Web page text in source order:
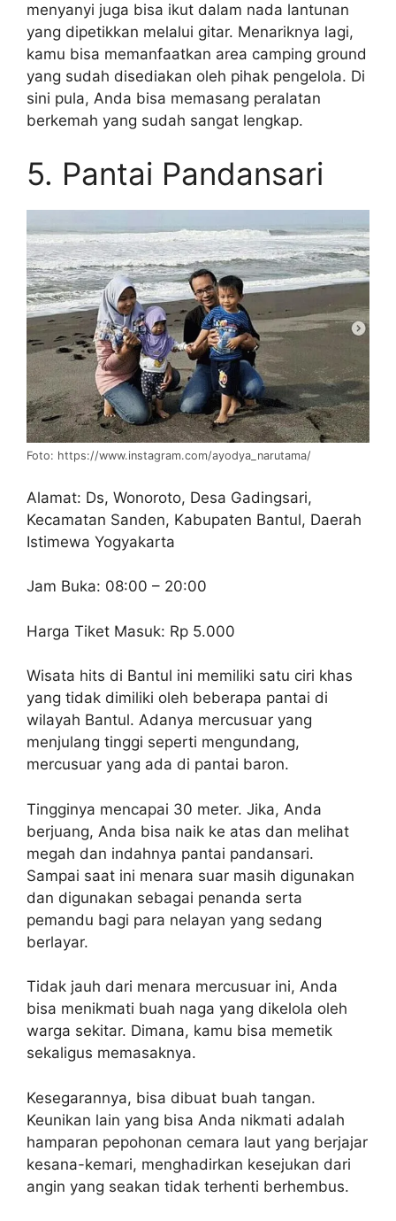
menyanyi juga bisa ikut dalam nada lantunan
yang dipetikkan melalui gitar. Menariknya lagi,
kamu bisa memanfaatkan area camping ground
yang sudah disediakan oleh pihak pengelola. Di
sini pula, Anda bisa memasang peralatan
berkemah yang sudah sangat lengkap.
5. Pantai Pandansari
Foto: https://www.instagram.com/ayodya_narutama/
Alamat: Ds, Wonoroto, Desa Gadingsari,
Kecamatan Sanden, Kabupaten Bantul, Daerah
Istimewa Yogyakarta
Jam Buka: 08:00 – 20:00
Harga Tiket Masuk: Rp 5.000
Wisata hits di Bantul ini memiliki satu ciri khas
yang tidak dimiliki oleh beberapa pantai di
wilayah Bantul. Adanya mercusuar yang
menjulang tinggi seperti mengundang,
mercusuar yang ada di pantai baron.
Tingginya mencapai 30 meter. Jika, Anda
berjuang, Anda bisa naik ke atas dan melihat
megah dan indahnya pantai pandansari.
Sampai saat ini menara suar masih digunakan
dan digunakan sebagai penanda serta
pemandu bagi para nelayan yang sedang
berlayar.
Tidak jauh dari menara mercusuar ini, Anda
bisa menikmati buah naga yang dikelola oleh
warga sekitar. Dimana, kamu bisa memetik
sekaligus memasaknya.
Kesegarannya, bisa dibuat buah tangan.
Keunikan lain yang bisa Anda nikmati adalah
hamparan pepohonan cemara laut yang berjajar
kesana-kemari, menghadirkan kesejukan dari
angin yang seakan tidak terhenti berhembus.